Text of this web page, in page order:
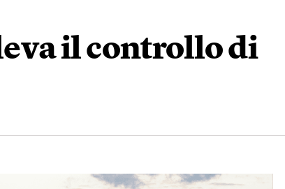
il controllo di